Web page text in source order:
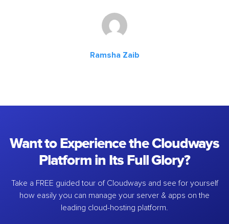
Ramsha Zaib
Want to Experience the Cloudways
Platform in Its Full Glory?
Take a FREE guided tour of Cloudways and see for yourself
how easily you can manage your server & apps on the
leading cloud-hosting platform.